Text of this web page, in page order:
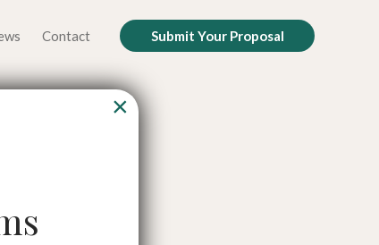
Contact Submit Your Proposal
×